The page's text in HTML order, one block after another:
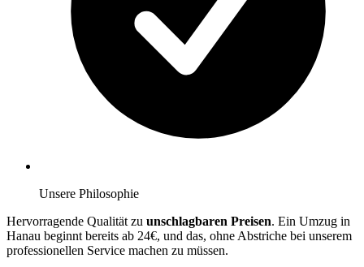
Unsere Philosophie
Hervorragende Qualität zu unschlagbaren Preisen. Ein Umzug in
Hanau beginnt bereits ab 24€, und das, ohne Abstriche bei unserem
professionellen Service machen zu müssen.